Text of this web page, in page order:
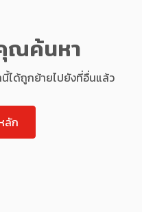
ณค้นหา
ด้ถูกย้ายไปยังที่อื่นแล้ว
ลัก